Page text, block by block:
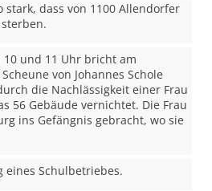
stark, dass von 1100 Allendorfer
10 und 11 Uhr bricht am
von Johannes Schole
die Nachlässigkeit einer Frau
56 Gebäude vernichtet. Die Frau
ins Gefängnis gebracht, wo sie
eines Schulbetriebes.